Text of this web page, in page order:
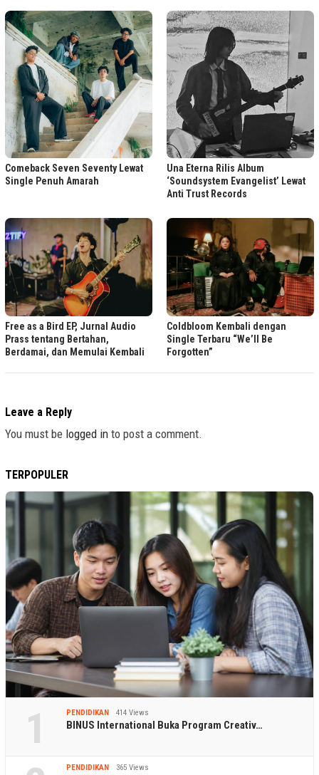
Comeback Seven Seventy Lewat
Single Penuh Amarah
Una Eterna Rilis Album
‘Soundsystem Evangelist’ Lewat
Anti Trust Records
Free as a Bird EP, Jurnal Audio
Prass tentang Bertahan,
Berdamai, dan Memulai Kembali
Coldbloom Kembali dengan
Single Terbaru “We’ll Be
Forgotten”
Leave a Reply
You must be logged in to post a comment.
TERPOPULER
1 PENDIDIKAN 414 Views
BINUS International Buka Program Creativ…
PENDIDIKAN 365 Views